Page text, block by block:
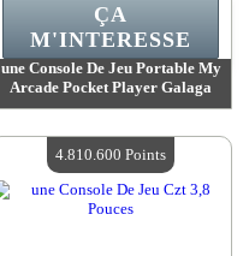
une Console De Jeu Portable My
Arcade Pocket Player Galaga
Quantité Disponible :4
ÇA
M'INTERESSE
4.810.600 Points